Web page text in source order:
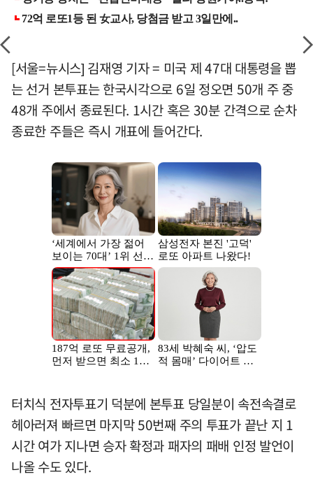
[서울=뉴시스] 김재영 기자 = 미국 제 47대 대통령을 뽑
는 선거 본투표는 한국시각으로 6일 정오면 50개 주 중
48개 주에서 종료된다. 1시간 혹은 30분 간격으로 순차
종료한 주들은 즉시 개표에 들어간다.
터치식 전자투표기 덕분에 본투표 당일분이 속전속결로
헤아러져 빠르면 마지막 50번째 주의 투표가 끝난 지 1
시간 여가 지나면 승자 확정과 패자의 패배 인정 발언이
나올 수도 있다.